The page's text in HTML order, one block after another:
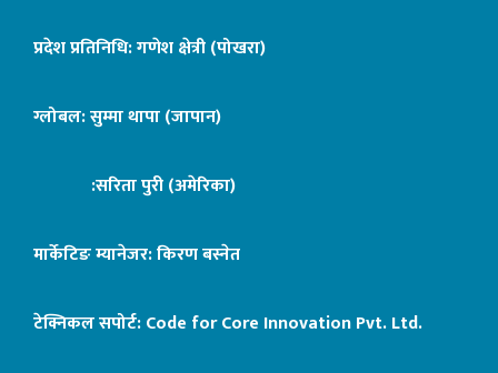
प्रदेश प्रतिनिधि: गणेश क्षेत्री (पोखरा)
ग्लोबल: सुम्मा थापा (जापान)
:सरिता पुरी (अमेरिका)
मार्केटिङ म्यानेजर: किरण बस्नेत
टेक्निकल सपोर्ट:Code for Core Innovation Pvt. Ltd.